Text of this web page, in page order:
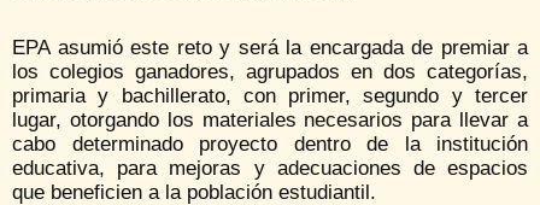
EPA asumió este reto y será la encargada de premiar a
los colegios ganadores, agrupados en dos categorías,
primaria y bachillerato, con primer, segundo y tercer
lugar, otorgando los materiales necesarios para llevar a
cabo determinado proyecto dentro de la institución
educativa, para mejoras y adecuaciones de espacios
que beneficien a la población estudiantil.